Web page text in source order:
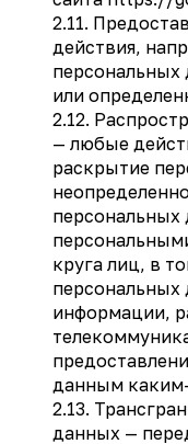
2.11.
действия,
или
2.12.
— любые
раскрытие
персональных
круга лиц, в
персональных
информации,
данным
2.13.
данных —